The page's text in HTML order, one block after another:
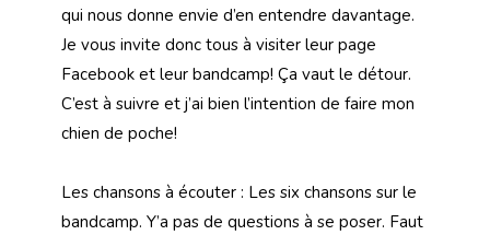
qui nous donne envie d’en entendre davantage.
Je vous invite donc tous à visiter leur page
Facebook et leur bandcamp! Ça vaut le détour.
C’est à suivre et j’ai bien l’intention de faire mon
chien de poche!
Les chansons à écouter : Les six chansons sur le
bandcamp. Y’a pas de questions à se poser. Faut